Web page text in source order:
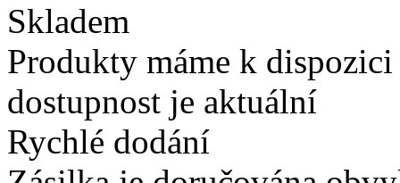
Skladem
Produkty máme k
dostupnost je aktuální
Rychlé dodání